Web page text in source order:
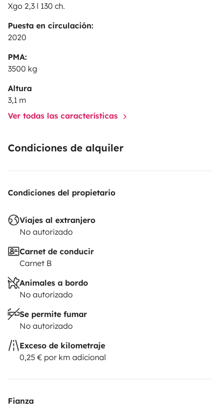
Xgo 2,3 l 130 ch.
Puesta en circulación:
2020
PMA:
3500 kg
Altura
3,1 m
Ver todas las características
Condiciones de alquiler
Condiciones del propietario
Viajes al extranjero
No autorizado
Carnet de conducir
Carnet B
Animales a bordo
No autorizado
Se permite fumar
No autorizado
Exceso de kilometraje
0,25 € por km adicional
Fianza